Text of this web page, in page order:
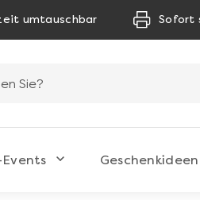
umtauschbar Sofort
Geschenkideen